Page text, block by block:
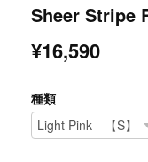
Sheer Stripe
¥16,590
種類